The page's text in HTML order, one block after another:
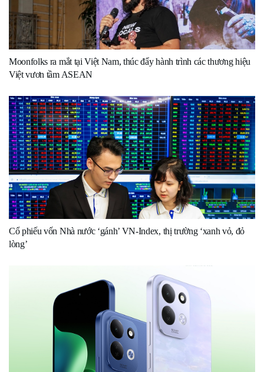
Moonfolks ra mắt tại Việt Nam, thúc đẩy hành trình các thương hiệu
Việt vươn tầm ASEAN
Cổ phiếu vốn Nhà nước ‘gánh’ VN-Index, thị trường ‘xanh vỏ, đỏ
lòng’